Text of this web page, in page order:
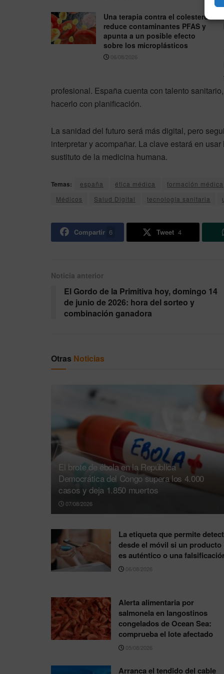
Una terapia contra el colesterol
reduce contaminantes PFAS y
apunta a un posible efecto
sobre los microplásticos
06/08/2026
profesional. España cuenta con talento
hacerlo con planificación.
La sanidad del futuro será más digital, pero
interpretar y acompañar. La clave estará en
sustituto de la medicina humana.
Temas: españa ética médica formación médica
Médicos
Salud Digital tecnología sanitaria
Compartir 6 Tweet 4
Noticia anterior
El Gordo de la Primitiva hoy, domingo 14
de junio de 2026: hora del sorteo y
combinación ganadora
Otras Noticias
El brote de ébola en la República
Democrática del Congo supera los 4.000
casos y deja 1.850 muertos
07/08/2026
La etiqueta que permite
desde el móvil si un producto
es auténtico o una
06/08/2026
Alerta alimentaria por
salmonela en langostinos
congelados de Ocean Sea:
comprueba el lote afectado
05/08/2026
Arranca el tendido del cable